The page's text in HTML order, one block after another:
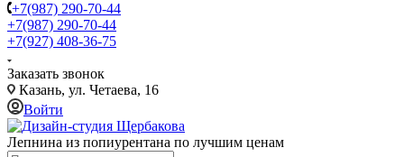
+7(987) 290-70-44
+7(987) 290-70-44
+7(927) 408-36-75
Заказать звонок
Казань, ул. Четаева, 16
Войти
Лепнина из попиурентана по лучшим ценам